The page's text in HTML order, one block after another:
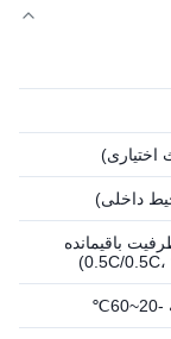
(80% ظرفیت باقیمانده